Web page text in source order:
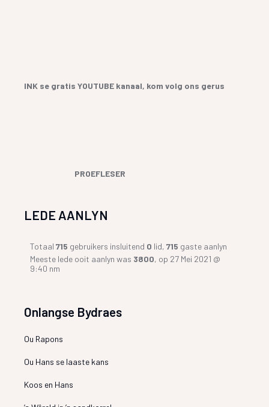
INK se gratis YOUTUBE kanaal, kom volg ons gerus
PROEFLESER
LEDE AANLYN
Totaal715 gebruikers insluitend 0 lid,715 gaste aanlyn
Meeste lede ooit aanlyn was 3800, op 27 Mei 2021 @
9:40 nm
Onlangse Bydraes
Ou Rapons
Ou Hans se laaste kans
Koos en Hans